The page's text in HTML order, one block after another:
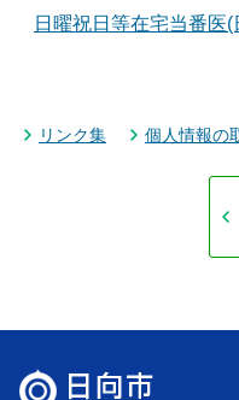
日曜祝日等在宅当番医
リンク集 個人情報の